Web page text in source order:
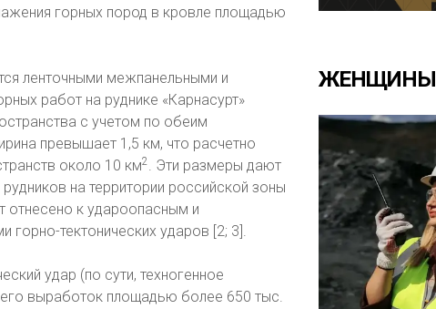
горных пород в кровле площадью
ленточными межпанельными и
работ на руднике «Карнасурт»
с учетом по обеим
превышает 1,5 км, что расчетно
около 10 км2. Эти размеры дают
на территории российской зоны
отнесено к удароопасным и
горно-тектонических ударов [2; 3].
удар (по сути, техногенное
выработок площадью более 650 тыс.
ЖЕНЩИНЫ